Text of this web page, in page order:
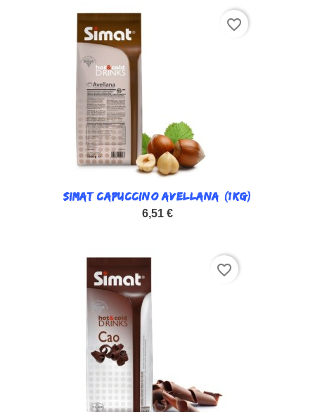
SIMAT CAPUCCINO AVELLANA (1KG)
6,51 €
favorite_border
favorite_border